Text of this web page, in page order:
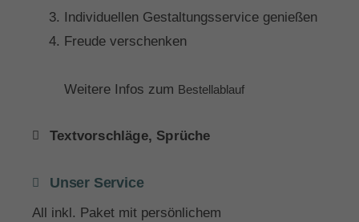
Individuellen Gestaltungsservice genießen
Freude verschenken
Weitere Infos zum Bestellablauf
Textvorschläge, Sprüche
Unser Service
All inkl. Paket mit persönlichem